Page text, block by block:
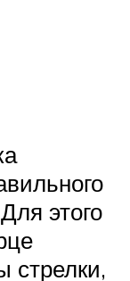
этого
стрелки,